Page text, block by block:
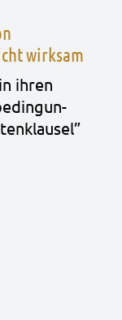
wirksam
ihren